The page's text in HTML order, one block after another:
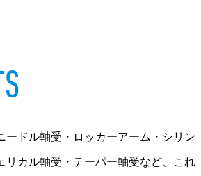
ードル軸受・ロッカーアーム・シリン
リカル軸受・テーパー軸受など、これ